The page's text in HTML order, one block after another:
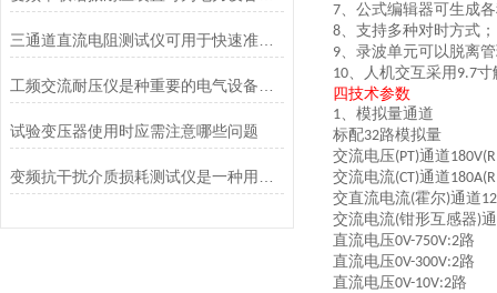
三通道直流电阻测试仪可用于快速准确地检测电阻元件的阻值
试验变压器使用时应需注意哪些问题
7、公式编辑器可生成
8、支持多种对时方式；
9、录波单元可以脱离
10、人机交互采用 9.7寸
四技术参数
1、 模拟量通道
标配32路模拟量
交流电压(PT)通道
交流电流(CT)通道
交直流电流(霍尔)通道
交流电流(钳形互感器)
直流电压0V-750V:2路
直流电压0V-300V:2路
直流电压0V-10V:2路